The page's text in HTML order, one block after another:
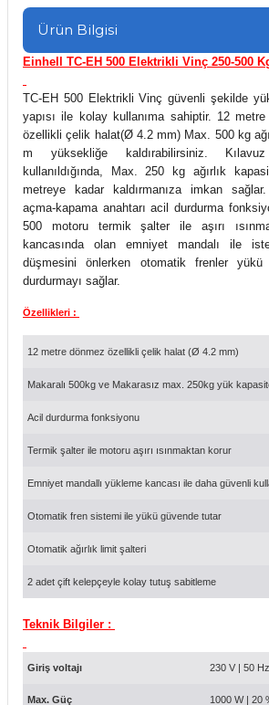
Ürün Bilgisi
Einhell TC-EH 500 Elektrikli Vinç 250-500
TC-EH 500 Elektrikli Vinç güvenli şekilde
yapısı ile kolay kullanıma sahiptir. 12
özellikli çelik halat(Ø 4.2 mm) Max. 500 kg
m yüksekliğe kaldırabilirsiniz.
kullanıldığında, Max. 250 kg ağırlık
metreye kadar kaldırmanıza imkan sağlar.
açma-kapama anahtarı acil durdurma
500 motoru termik şalter ile aşırı
kancasında olan emniyet mandalı ile
düşmesini önlerken otomatik frenler yükü
durdurmayı sağlar.
Özellikleri :
12 metre dönmez özellikli çelik halat (Ø 4.2 mm)
Makaralı 500kg ve Makarasız max. 250kg yük
Acil durdurma fonksiyonu
Termik şalter ile motoru aşırı ısınmaktan korur
Emniyet mandallı yükleme kancası ile daha güvenli
Otomatik fren sistemi ile yükü güvende tutar
Otomatik ağırlık limit şalteri
2 adet çift kelepçeyle kolay tutuş sabitleme
Teknik Bilgiler :
Giriş voltajı 230 V | 50 Hz
Max. Güç 1000 W | 20